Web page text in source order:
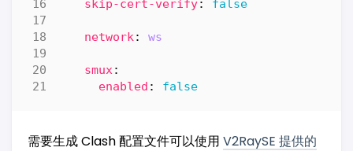
skip-cert-verify: false
network: ws
smux:
enabled : false
需要生成 Clash 配置文件可以使用 V2RaySE 提供的